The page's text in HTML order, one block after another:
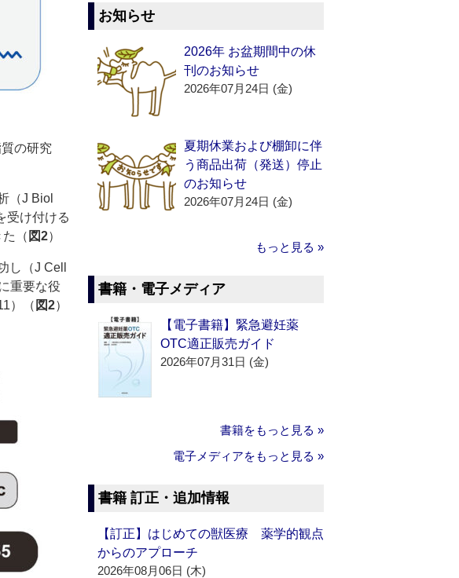
の研究
（J Biol
受け付ける
（ 図2）
し（J Cell
重要な役
）（ 図2）
お知らせ
2026年 お盆期間中の休
刊のお知らせ
2026年07月24日 (金)
夏期休業および棚卸に伴
う商品出荷（発送）停止
のお知らせ
2026年07月24日 (金)
もっと見る »
書籍・電子メディア
【電子書籍】緊急避妊薬
OTC適正販売ガイド
2026年07月31日 (金)
書籍をもっと見る »
電子メディアをもっと見る »
書籍 訂正・追加情報
【訂正】はじめての獣医療 薬学的観点
からのアプローチ
2026年08月06日 (木)